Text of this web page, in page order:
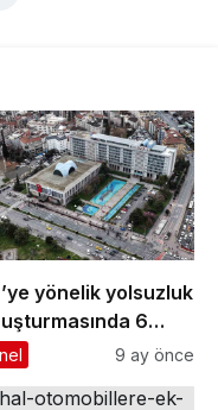
yönelik yolsuzluk
6
’şüpheli’9 ay önce